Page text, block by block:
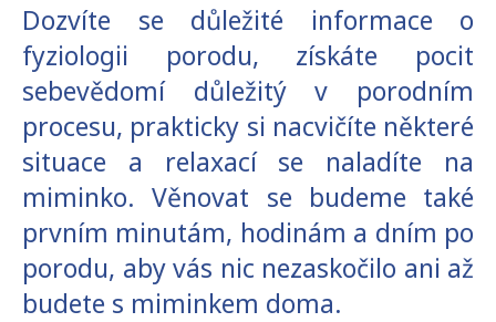
Dozvíte se důležité informace o
fyziologii porodu, získáte pocit
sebevědomí důležitý v porodním
procesu, prakticky si nacvičíte některé
situace a relaxací se naladíte na
miminko. Věnovat se budeme také
prvním minutám, hodinám a dním po
porodu, aby vás nic nezaskočilo ani až
budete s miminkem doma.